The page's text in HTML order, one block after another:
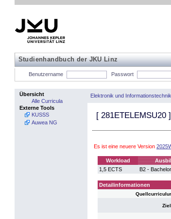
Studienhandbuch der JKU Linz
Benutzername Passwort
Übersicht
Alle Curricula
Externe Tools
KUSSS
Auwea NG
Elektronik und Informationstechnik
[ 281ETELEMSU20 ]
Es ist eine neuere Version
Workload
1,5 ECTS
B2 -
Detailinformationen